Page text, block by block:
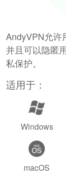
AndyVPN允许
并且可以隐匿
私保护。
适用于：
Windows
macOS